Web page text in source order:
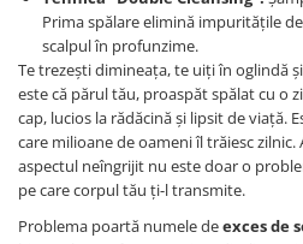
Lenjerii Damasc Egiptean King Size
Lenjerii De Pat, Finet Premium, 1
Persoana
Lenjerii De Pat Damasc 1 Persoana
Lenjerii De Pat, Imprimeu 3D, 1
Persoana
Prima spălare elimină impuritățile
scalpul în profunzime.
Te trezești dimineața, te uiți în oglindă
este că părul tău, proaspăt spălat cu o
cap, lucios la rădăcină și lipsit de viață.
care milioane de oameni îl trăiesc
aspectul neîngrijit nu este doar o
pe care corpul tău ți-l transmite.
Problema poartă numele deexces de